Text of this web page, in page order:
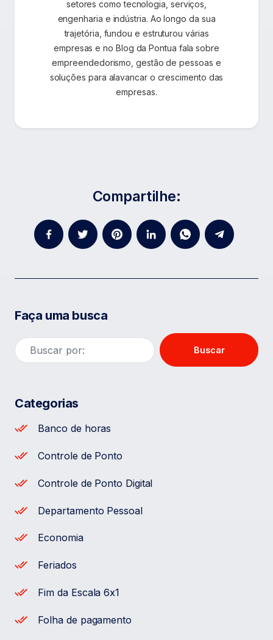
setores como tecnologia, serviços,
engenharia e indústria. Ao longo da sua
trajetória, fundou e estruturou várias
empresas e no Blog da Pontua fala sobre
empreendedorismo, gestão de pessoas e
soluções para alavancar o crescimento das
empresas.
Compartilhe:
Faça uma busca
Buscar
Categorias
Banco de horas
Controle de Ponto
Controle de Ponto Digital
Departamento Pessoal
Economia
Feriados
Fim da Escala 6x1
Folha de pagamento